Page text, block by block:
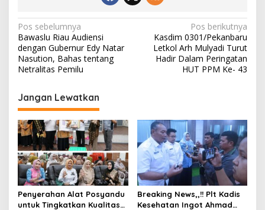
N
a
v
g
a
s
i
p
o
s
Pos sebelumnya
Bawaslu Riau Audiensi
dengan Gubernur Edy Natar
Nasution, Bahas tentang
Netralitas Pemilu
Pos berikutnya
Kasdim 0301/Pekanbaru
Letkol Arh Mulyadi Turut
Hadir Dalam Peringatan
HUT PPM Ke- 43
Jangan Lewatkan
Penyerahan Alat Posyandu
untuk Tingkatkan Kualitas
Breaking News,,!! Plt Kadis
Kesehatan Ingot Ahmad